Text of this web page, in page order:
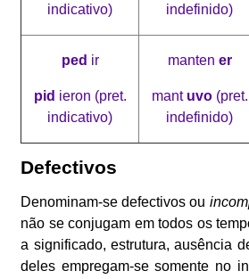
indicativo)
indefinido)
ped ir
pid ieron (pret.
indicativo)
manten er
mant uvo(pret.
indefinido)
Defectivos
Denominam-se defectivos ou
não se conjugam em todos os
a significado, estrutura, ausência
deles empregam-se somente no